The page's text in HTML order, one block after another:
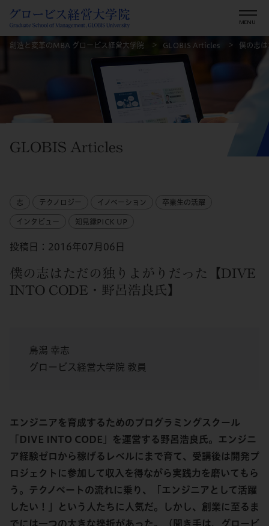
創造と変革のMBA グロービス経営大学院 GLOBIS Articles 僕の志
GLOBIS Articles
志 テクノロジー イノベーション 卒業生の活躍
インタビュー 知見録PICK UP
投稿日：2016年07月06日
僕の志はただの独りよがりだった【DIVE
INTO CODE・野呂浩良氏】
鳥潟 幸志
グロービス経営大学院 教員
エンジニアを育成するためのプログラミングスクール
「DIVE INTO CODE」を運営する野呂浩良氏。エンジニ
ア経験ゼロから稼げるレベルにまで育て、受講後は開発プ
ロジェクトに参加して収入を得ながら実践力を磨いてもら
う。テクノベートの流れに乗り、「エンジニアとして活躍
したい！」という人たちに人気だ。しかし、創業に至るま
でには一つの大きな挫折があった。（聞き手は、グロービ